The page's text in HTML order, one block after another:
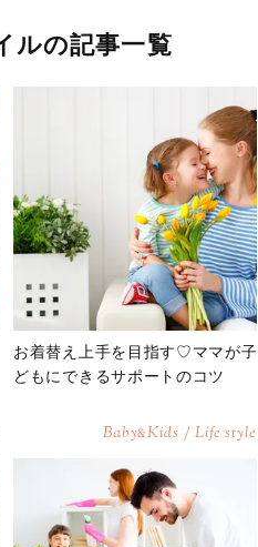
ルの記事一覧
お着替え上手を目指す♡ママが子
どもにできるサポートのコツ
Baby&Kids / Life style